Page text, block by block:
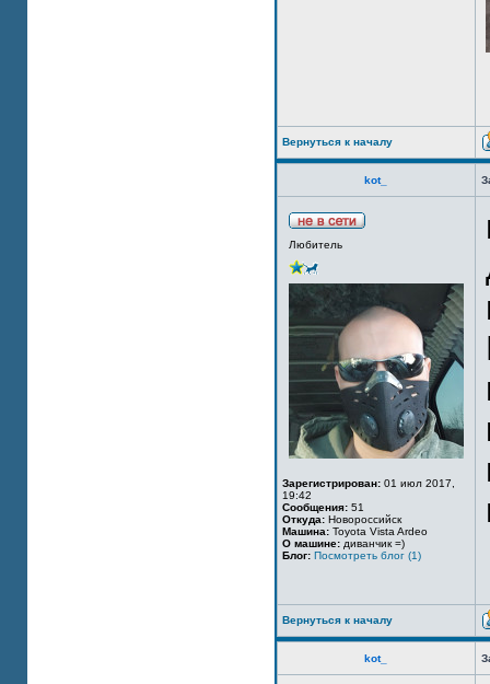
Вернуться к началу
kot_
Любитель
Зарегистрирован: 01 июл 2017,
19:42
Сообщения: 51
Откуда: Новороссийск
Машина: Toyota Vista Ardeo
О машине: диванчик =)
Блог: Посмотреть блог (1)
Вернуться к началу
kot_